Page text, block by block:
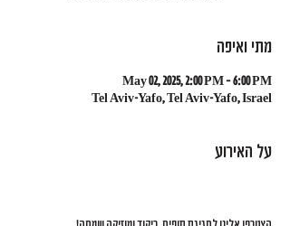
מתי ואיפה
May 02, 2025, 2:00 PM – 6:00 PM
Tel Aviv-Yafo, Tel Aviv-Yafo, Israel
על האירוע